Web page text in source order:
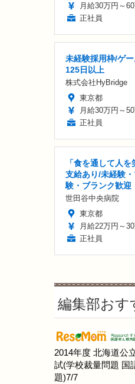
月給30万円～
正社員
未経験採用枠/ゲ
125日以上
株式会社HyBridge
東京都
月給30万円～
正社員
「食を通して人
支給あり/未経験
験・ブランク歓迎
世田谷中央病院
東京都
月給22万円～
正社員
編集部おす
2014年度 北海道公
試(学校裁量問題 国
題)7/7